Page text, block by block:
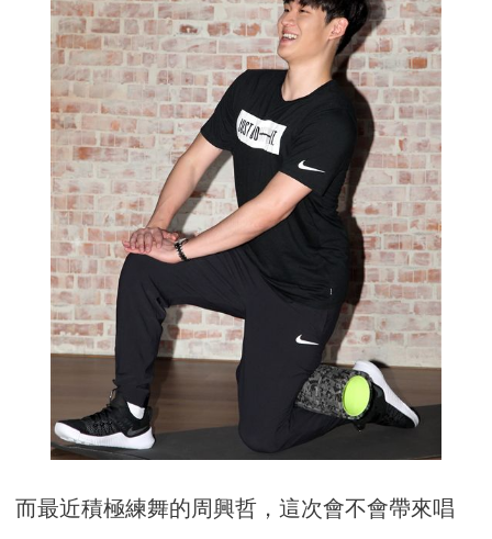
而最近積極練舞的周興哲，這次會不會帶來唱